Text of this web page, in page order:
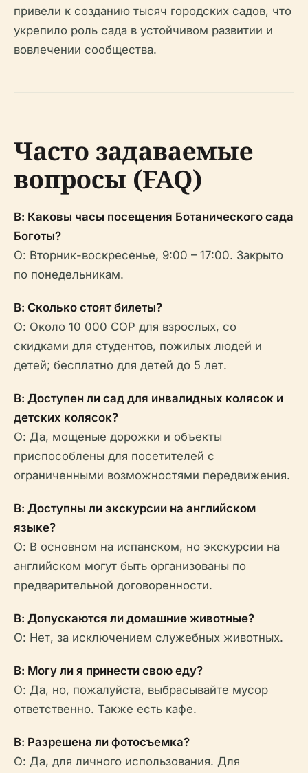
привели к созданию тысяч городских садов, что
укрепило роль сада в устойчивом развитии и
вовлечении сообщества.
Часто задаваемые
вопросы (FAQ)
В: Каковы часы посещения Ботанического сада
Боготы?
О: Вторник-воскресенье, 9:00 – 17:00. Закрыто
по понедельникам.
В: Сколько стоят билеты?
О: Около 10 000 COP для взрослых, со
скидками для студентов, пожилых людей и
детей; бесплатно для детей до 5 лет.
В: Доступен ли сад для инвалидных колясок и
детских колясок?
О: Да, мощеные дорожки и объекты
приспособлены для посетителей с
ограниченными возможностями передвижения.
В: Доступны ли экскурсии на английском
языке?
О: В основном на испанском, но экскурсии на
английском могут быть организованы по
предварительной договоренности.
В: Допускаются ли домашние животные?
О: Нет, за исключением служебных животных.
В: Могу ли я принести свою еду?
О: Да, но, пожалуйста, выбрасывайте мусор
ответственно. Также есть кафе.
В: Разрешена ли фотосъемка?
О: Да, для личного использования. Для